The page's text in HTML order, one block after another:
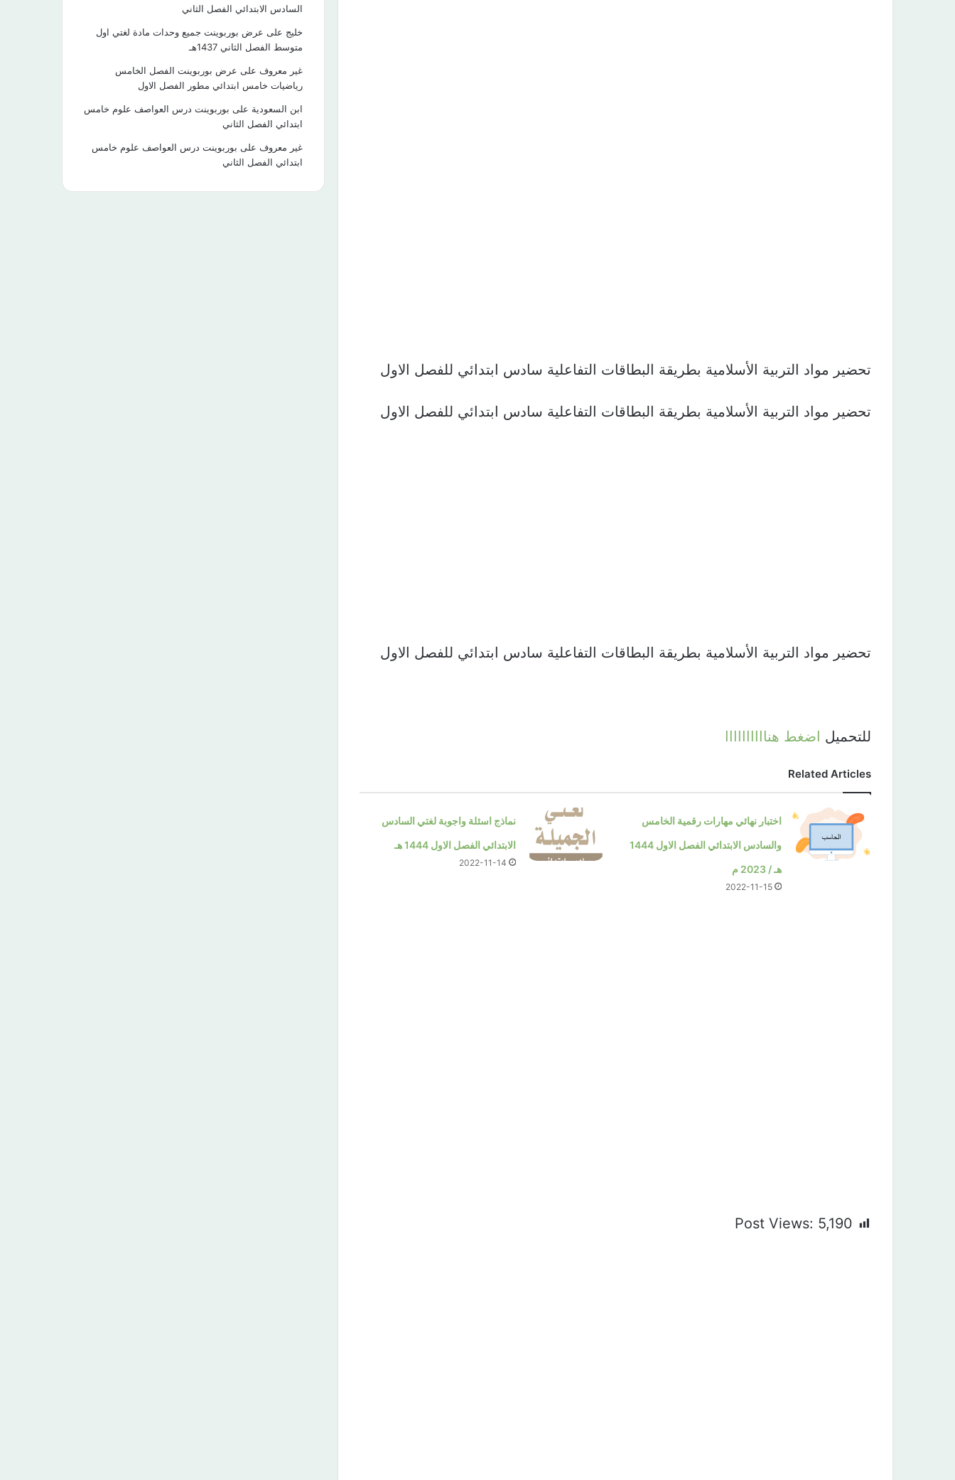
تحضير مواد التربية الأسلامية بطريقة البطاقات التفاعلية سادس ابتدائي للفصل الاول
تحضير مواد التربية الأسلامية بطريقة البطاقات التفاعلية سادس ابتدائي للفصل الاول
تحضير مواد التربية الأسلامية بطريقة البطاقات التفاعلية سادس ابتدائي للفصل الاول
للتحميل اضغط هناااااااااا
Related Articles
اختبار نهائي مهارات رقمية الخامس
والسادس الابتدائي الفصل الاول 1444
هـ / 2023 م
2022-11-15
نماذج اسئلة واجوبة لغتي السادس
الابتدائي الفصل الاول 1444 هـ
2022-11-14
Post Views: 5,190
السادس الابتدائي الفصل الثاني
خليج على عرض بوربوينت جميع وحدات مادة لغتي اول
متوسط الفصل الثاني 1437هـ
غير معروف على عرض بوربوينت الفصل الخامس
رياضيات خامس ابتدائي مطور الفصل الاول
ابن السعودية على بوربوينت درس العواصف علوم خامس
ابتدائي الفصل الثاني
غير معروف على بوربوينت درس العواصف علوم خامس
ابتدائي الفصل الثاني